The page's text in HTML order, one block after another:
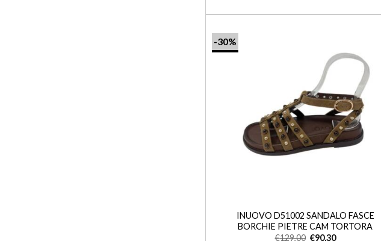
-30%
INUOVO D51002 SANDALO FASCE
BORCHIE PIETRE CAM TORTORA
€129,00 €90,30